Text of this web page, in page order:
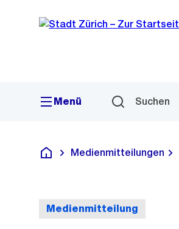
Navigation
Sprunglink
Menü Suchen
Deutsch
Medienmitteilungen
Medienmitteilung